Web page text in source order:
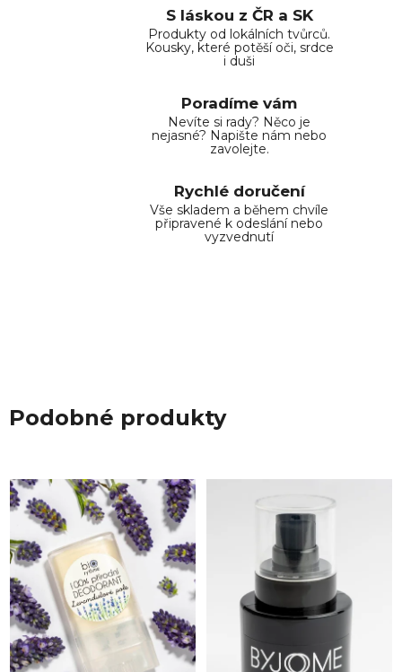
S láskou z ČR a SK
Produkty od lokálních tvůrců.
Kousky, které potěší oči, srdce
i duši
Poradíme vám
Nevíte si rady? Něco je
nejasné? Napište nám nebo
zavolejte.
Rychlé doručení
Vše skladem a během chvíle
připravené k odeslání nebo
vyzvednutí
Podobné produkty